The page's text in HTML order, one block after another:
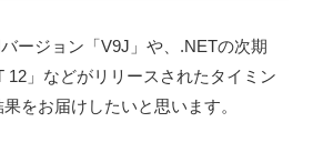
ージョン「V9J」や、.NETの次期
12」などがリリースされたタイミン
をお届けしたいと思います。